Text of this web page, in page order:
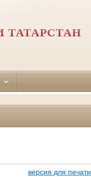
ТАТАРСТАН
версия для печати